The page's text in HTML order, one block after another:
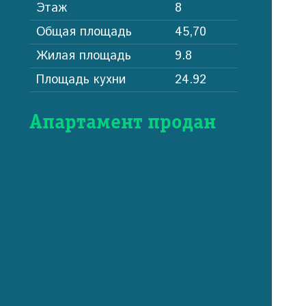
Этаж
8
Общая площадь
45,70
Жилая площадь
9.8
Площадь кухни
24.92
Апартамент продан